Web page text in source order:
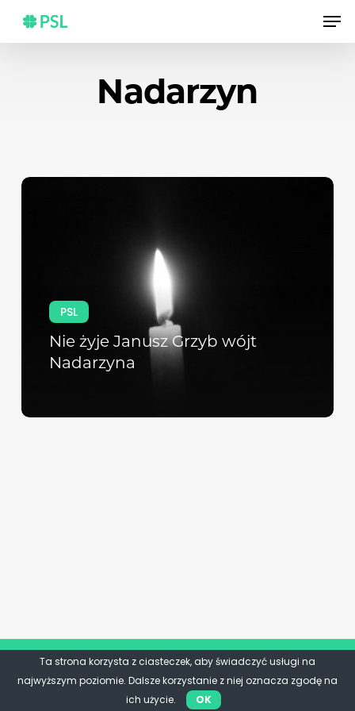
main
Nadarzyn
PSL
Nie żyje Janusz Grzyb wójt
Nadarzyna
Ta strona korzysta z ciasteczek, aby świadczyć usługi na
najwyższym poziomie. Dalsze korzystanie z niej oznacza zgodę na
ich użycie.
OK